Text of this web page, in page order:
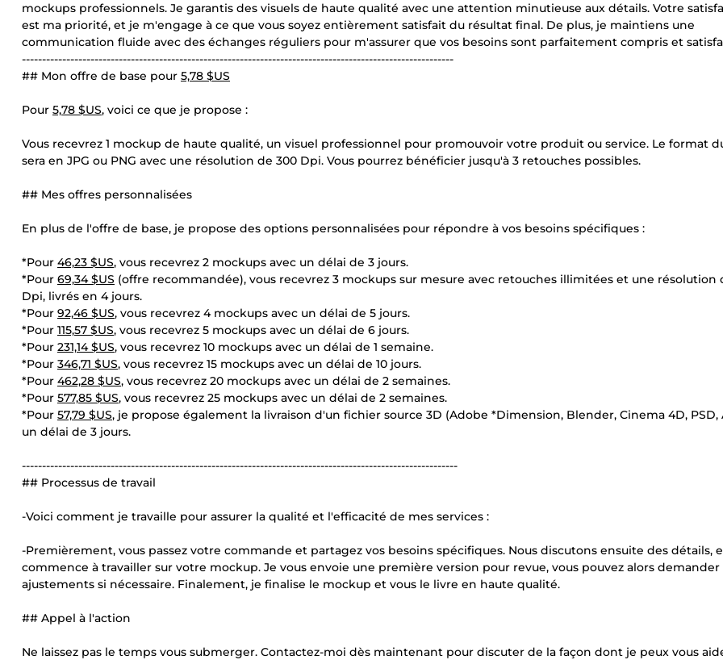
mockups professionnels. Je garantis des visuels de haute qualité avec une attention minutieuse aux détails. Votre
est ma priorité, et je m'engage à ce que vous soyez entièrement satisfait du résultat final. De plus, je maintiens une
communication fluide avec des échanges réguliers pour m'assurer que vos besoins sont parfaitement compris et
-----------------------------------------------------------------------------------------------------------
## Mon offre de base pour 5,78 $US
Pour 5,78 $US, voici ce que je propose :
Vous recevrez 1 mockup de haute qualité, un visuel professionnel pour promouvoir votre produit ou service. Le format
sera en JPG ou PNG avec une résolution de 300 Dpi. Vous pourrez bénéficier jusqu'à 3 retouches possibles.
## Mes offres personnalisées
En plus de l'offre de base, je propose des options personnalisées pour répondre à vos besoins spécifiques :
*Pour 46,23 $US, vous recevrez 2 mockups avec un délai de 3 jours.
*Pour 69,34 $US (offre recommandée), vous recevrez 3 mockups sur mesure avec retouches illimitées et une résolution
Dpi, livrés en 4 jours.
*Pour 92,46 $US, vous recevrez 4 mockups avec un délai de 5 jours.
*Pour 115,57 $US, vous recevrez 5 mockups avec un délai de 6 jours.
*Pour 231,14 $US, vous recevrez 10 mockups avec un délai de 1 semaine.
*Pour 346,71 $US, vous recevrez 15 mockups avec un délai de 10 jours.
*Pour 462,28 $US, vous recevrez 20 mockups avec un délai de 2 semaines.
*Pour 577,85 $US, vous recevrez 25 mockups avec un délai de 2 semaines.
*Pour 57,79 $US, je propose également la livraison d'un fichier source 3D (Adobe *Dimension, Blender, Cinema 4D, PSD,
un délai de 3 jours.
------------------------------------------------------------------------------------------------------------
## Processus de travail
-Voici comment je travaille pour assurer la qualité et l'efficacité de mes services :
-Premièrement, vous passez votre commande et partagez vos besoins spécifiques. Nous discutons ensuite des détails,
commence à travailler sur votre mockup. Je vous envoie une première version pour revue, vous pouvez alors demander
ajustements si nécessaire. Finalement, je finalise le mockup et vous le livre en haute qualité.
## Appel à l'action
Ne laissez pas le temps vous submerger. Contactez-moi dès maintenant pour discuter de la façon dont je peux vous